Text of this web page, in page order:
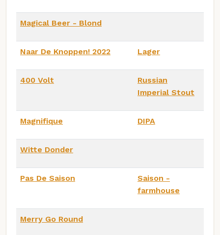
Magical Beer - Blond
Naar De Knoppen! 2022 Lager
400 Volt
Russian
Imperial Stout
Magnifique DIPA
Witte Donder
Pas De Saison
Saison -
farmhouse
Merry Go Round